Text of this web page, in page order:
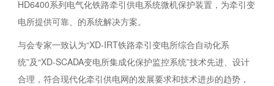
HD6400系列电气化铁路牵引供电系统微机保护装置，为牵引变
电所提供可靠、的系统解决方案。
与会专家一致认为“XD-IRT铁路牵引变电所综合自动化系
统”及“XD-SCADA变电所集成化保护监控系统”技术先进、设计
合理，符合现代化牵引供电网的发展要求和技术进步的趋势，